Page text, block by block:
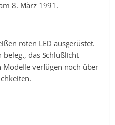
8. März 1991.
roten LED ausgerüstet.
belegt, das Schlußlicht
verfügen noch über